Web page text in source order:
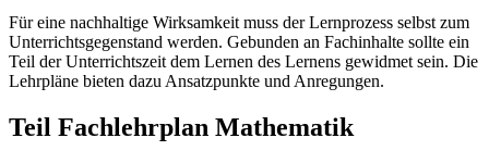
Für eine nachhaltige Wirksamkeit muss der Lernprozess selbst zum
Unterrichtsgegenstand werden. Gebunden an Fachinhalte sollte ein
Teil der Unterrichtszeit dem Lernen des Lernens gewidmet sein. Die
Lehrpläne bieten dazu Ansatzpunkte und Anregungen.
Teil Fachlehrplan Mathematik